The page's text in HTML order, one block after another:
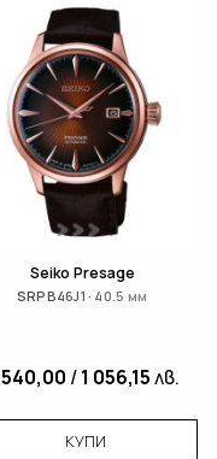
Seiko Presage
SRPB46J1 · 40.5 мм
540,00 /1 056,15лв.
КУПИ